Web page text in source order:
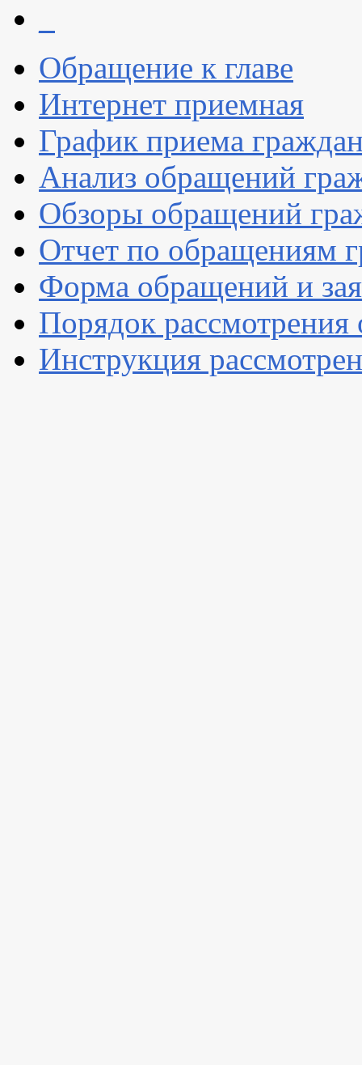
Обращение к главе
Интернет приемная
График приема
Анализ обращений
Обзоры обращений
Отчет по обращениям
Форма обращений и
Порядок
Инструкция